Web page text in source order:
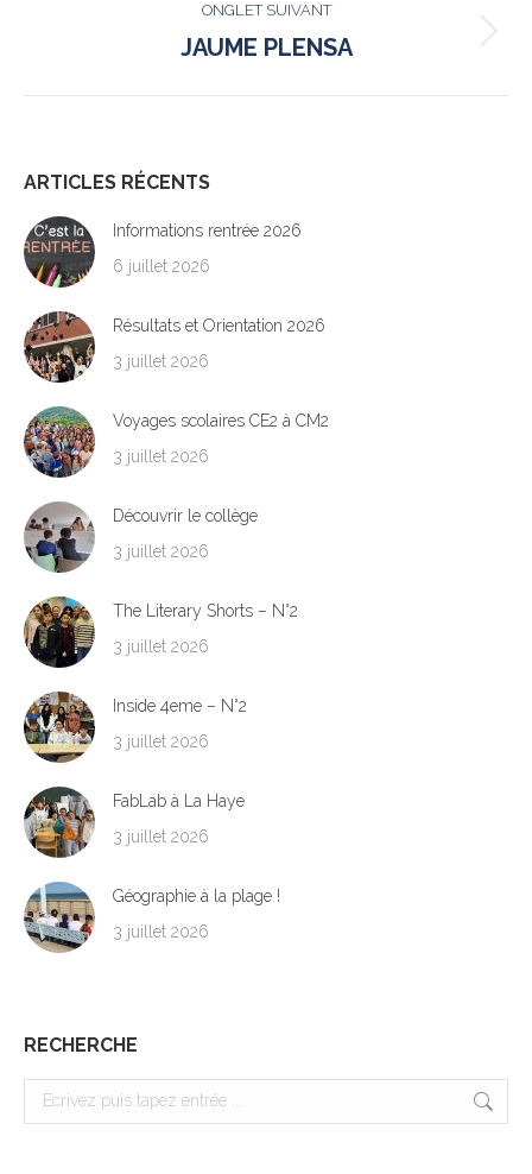
ONGLET SUIVANT
Onglet
JAUME PLENSA
ARTICLES RÉCENTS
Informations rentrée 2026
6 juillet 2026
Résultats et Orientation 2026
3 juillet 2026
Voyages scolaires CE2 à CM2
3 juillet 2026
Découvrir le collège
3 juillet 2026
The Literary Shorts – N°2
3 juillet 2026
Inside 4eme – N°2
3 juillet 2026
FabLab à La Haye
3 juillet 2026
Géographie à la plage !
3 juillet 2026
RECHERCHE
Search: